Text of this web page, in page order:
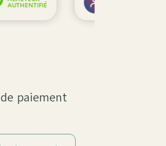
paiement